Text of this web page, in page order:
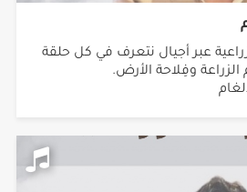
عبر أجيال نتعرف في كل حلقة
وفِلاحة الأرض.